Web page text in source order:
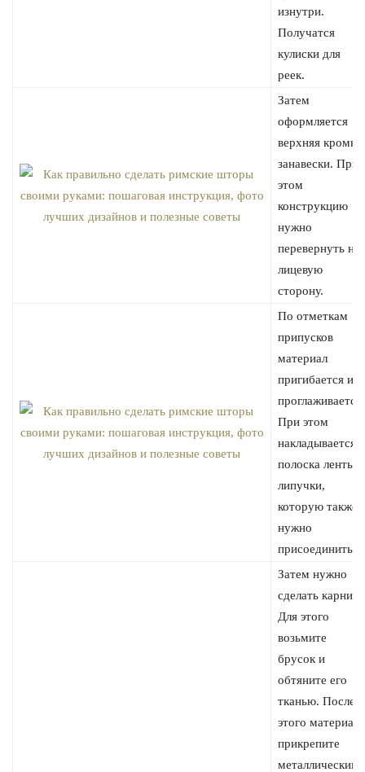
изнутри.
Получатся
кулиски для
реек.
Затем
оформляется
верхняя кромка
занавески. При
этом
конструкцию
нужно
перевернуть на
лицевую
сторону.
По отметкам
припусков
материал
пригибается и
проглаживается.
При этом
накладывается
полоска ленты –
липучки,
которую также
нужно
присоединить.
Затем нужно
сделать карниз.
Для этого
возьмите
брусок и
обтяните его
тканью. После
этого материал
прикрепите
металлическими